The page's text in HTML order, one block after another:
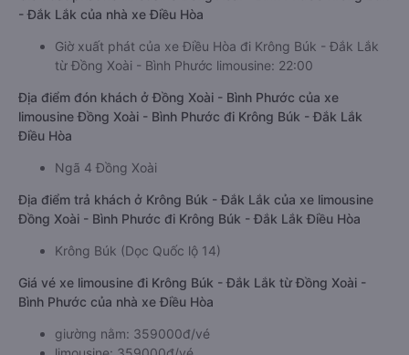
- Đắk Lắk của nhà xe Điều Hòa
Giờ xuất phát của xe Điều Hòa đi Krông Búk - Đắk Lắk
từ Đồng Xoài - Bình Phước limousine: 22:00
Địa điểm đón khách ở Đồng Xoài - Bình Phước của xe
limousine Đồng Xoài - Bình Phước đi Krông Búk - Đắk Lắk
Điều Hòa
Ngã 4 Đồng Xoài
Địa điểm trả khách ở Krông Búk - Đắk Lắk của xe limousine
Đồng Xoài - Bình Phước đi Krông Búk - Đắk Lắk Điều Hòa
Krông Búk (Dọc Quốc lộ 14)
Giá vé xe limousine đi Krông Búk - Đắk Lắk từ Đồng Xoài -
Bình Phước của nhà xe Điều Hòa
giường nằm: 359000đ/vé